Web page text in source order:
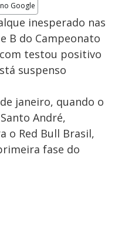
Google
inesperado nas
B do Campeonato
testou positivo
suspenso
janeiro, quando o
André,
o Red Bull Brasil,
fase do